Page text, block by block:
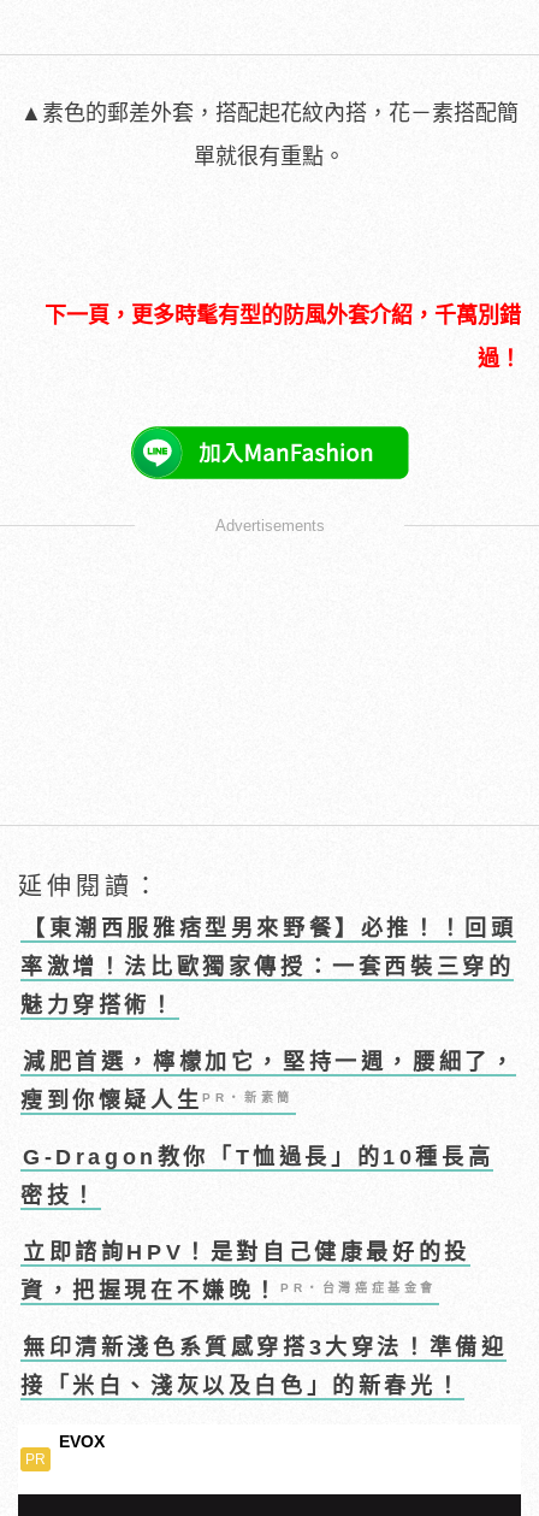
▲素色的郵差外套，搭配起花紋內搭，花－素搭配簡
單就很有重點。
下一頁，更多時髦有型的防風外套介紹，千萬別錯
過！
Advertisements
延伸閱讀：
【東潮西服雅痞型男來野餐】必推！！回頭
率激增！法比歐獨家傳授：一套西裝三穿的
魅力穿搭術！
減肥首選，檸檬加它，堅持一週，腰細了，
瘦到你懷疑人生PR・新素簡
G-Dragon教你「T恤過長」的10種長高
密技！
立即諮詢HPV！是對自己健康最好的投
資，把握現在不嫌晚！PR・台灣癌症基金會
無印清新淺色系質感穿搭3大穿法！準備迎
接「米白、淺灰以及白色」的新春光！
PR
EVOX